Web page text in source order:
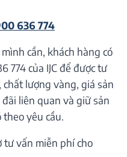
636 774
cần, khách hàng có
774 của IJC để được tư
lượng vàng, giá sản
liên quan và giữ sản
yêu cầu.
tư vấn miễn phí cho